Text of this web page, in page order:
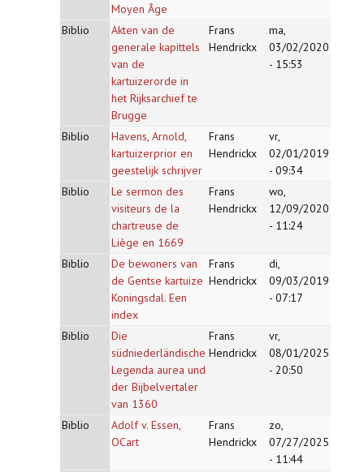
Moyen Âge
Biblio
Akten van de
generale kapittels
van de
kartuizerorde in
het Rijksarchief te
Brugge
Frans
Hendrickx
ma,
03/02/2020
- 15:53
Biblio
Havens, Arnold,
kartuizerprior en
geestelijk schrijver
Frans
Hendrickx
vr,
02/01/2019
- 09:34
Biblio
Le sermon des
visiteurs de la
chartreuse de
Liège en 1669
Frans
Hendrickx
wo,
12/09/2020
- 11:24
Biblio
De bewoners van
de Gentse kartuize
Koningsdal. Een
index
Frans
Hendrickx
di,
09/03/2019
- 07:17
Biblio
Die
südniederländische
Legenda aurea und
der Bijbelvertaler
van 1360
Frans
Hendrickx
vr,
08/01/2025
- 20:50
Biblio
Adolf v. Essen,
OCart
Frans
Hendrickx
zo,
07/27/2025
- 11:44